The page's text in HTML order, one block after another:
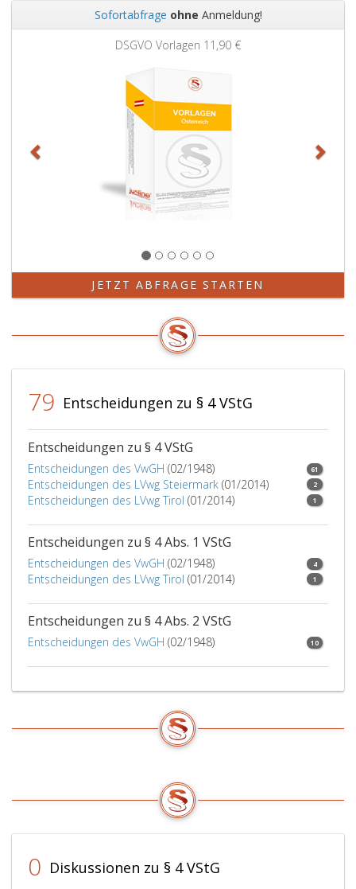
Sofortabfrage ohne Anmeldung!
DSGVO Vorlagen 11,90 €
JETZT ABFRAGE STARTEN
79 Entscheidungen zu § 4 VStG
Entscheidungen zu § 4 VStG
Entscheidungen des VwGH (02/1948) 61
Entscheidungen des LVwg Steiermark (01/2014) 2
Entscheidungen des LVwg Tirol (01/2014) 1
Entscheidungen zu § 4 Abs. 1 VStG
Entscheidungen des VwGH (02/1948) 4
Entscheidungen des LVwg Tirol (01/2014) 1
Entscheidungen zu § 4 Abs. 2 VStG
Entscheidungen des VwGH (02/1948) 10
0 Diskussionen zu § 4 VStG